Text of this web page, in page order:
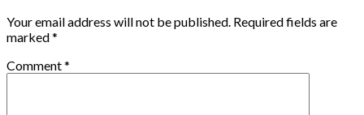
Your email address will not be published. Required fields are
marked*
Comment*